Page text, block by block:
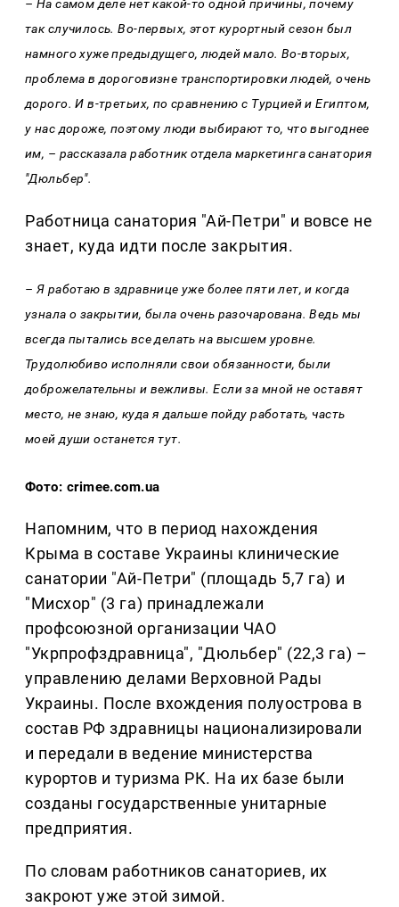
– На самом деле нет какой-то одной причины, почему
так случилось. Во-первых, этот курортный сезон был
намного хуже предыдущего, людей мало. Во-вторых,
проблема в дороговизне транспортировки людей, очень
дорого. И в-третьих, по сравнению с Турцией и Египтом,
у нас дороже, поэтому люди выбирают то, что выгоднее
им, – рассказала работник отдела маркетинга санатория
"Дюльбер".
Работница санатория "Ай-Петри" и вовсе не
знает, куда идти после закрытия.
– Я работаю в здравнице уже более пяти лет, и когда
узнала о закрытии, была очень разочарована. Ведь мы
всегда пытались все делать на высшем уровне.
Трудолюбиво исполняли свои обязанности, были
доброжелательны и вежливы. Если за мной не оставят
место, не знаю, куда я дальше пойду работать, часть
моей души останется тут.
Фото: crimee.com.ua
Напомним, что в период нахождения
Крыма в составе Украины клинические
санатории "Ай-Петри" (площадь 5,7 га) и
"Мисхор" (3 га) принадлежали
профсоюзной организации ЧАО
"Укрпрофздравница", "Дюльбер" (22,3 га) –
управлению делами Верховной Рады
Украины. После вхождения полуострова в
состав РФ здравницы национализировали
и передали в ведение министерства
курортов и туризма РК. На их базе были
созданы государственные унитарные
предприятия.
По словам работников санаториев, их
закроют уже этой зимой.